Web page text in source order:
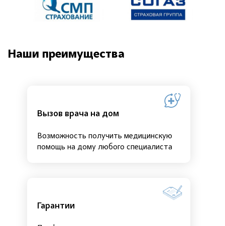
Наши преимущества
Вызов врача на дом
Возможность получить медицинскую
помощь на дому любого специалиста
Гарантии